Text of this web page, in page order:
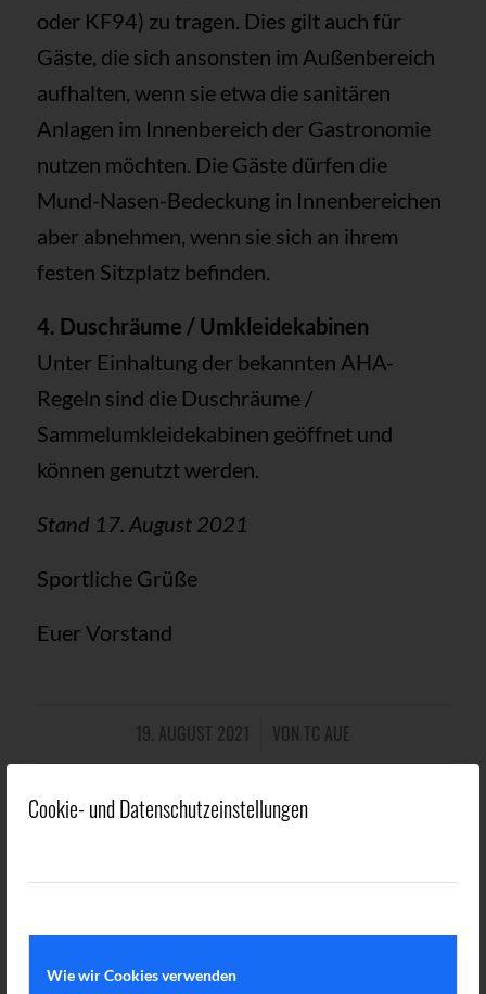
Cookie- und Datenschutzeinstellungen
Wie wir Cookies verwenden
oder KF94) zu tragen. Dies gilt auch für
Gäste, die sich ansonsten im Außenbereich
aufhalten, wenn sie etwa die sanitären
Anlagen im Innenbereich der Gastronomie
nutzen möchten. Die Gäste dürfen die
Mund-Nasen-Bedeckung in Innenbereichen
aber abnehmen, wenn sie sich an ihrem
festen Sitzplatz befinden.
4. Duschräume / Umkleidekabinen
Unter Einhaltung der bekannten AHA-
Regeln sind die Duschräume /
Sammelumkleidekabinen geöffnet und
können genutzt werden.
Stand 17. August 2021
Sportliche Grüße
Euer Vorstand
19. AUGUST 2021
/ VON TC AUE
SOMMERFERIEN